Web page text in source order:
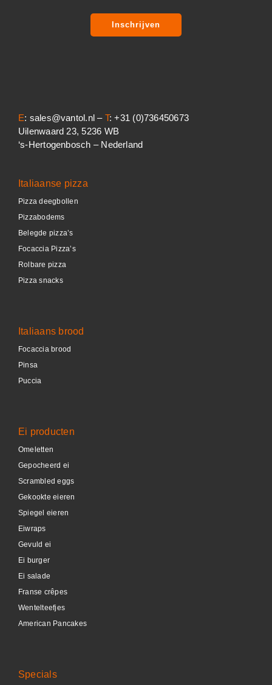
Italiaanse pizza
Pizza deegbollen
Pizzabodems
Belegde pizza’s
Focaccia Pizza’s
Rolbare pizza
Pizza snacks
Italiaans brood
Focaccia brood
Pinsa
Puccia
Ei producten
Omeletten
Gepocheerd ei
Scrambled eggs
Gekookte eieren
Spiegel eieren
Eiwraps
Gevuld ei
Ei burger
Ei salade
Franse crêpes
Wentelteefjes
American Pancakes
Specials
Inschrijven
E: sales@vantol.nl – T: +31 (0)736450673
Uilenwaard 23, 5236 WB
‘s-Hertogenbosch – Nederland